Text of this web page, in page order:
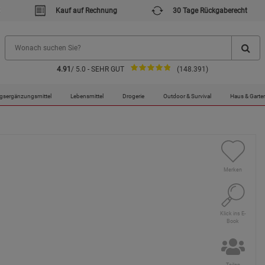
Kauf auf Rechnung 30 Tage Rückgaberecht
4.91 / 5.0 - SEHR GUT (148.391)
Lebensmittel Drogerie Outdoor & Survival Haus &
Merken
Klick ins E-
Book